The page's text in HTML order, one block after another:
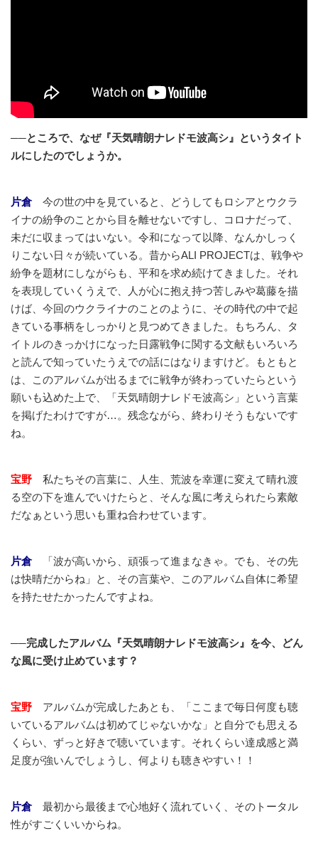
──ところで、なぜ『天気晴朗ナレドモ波高シ』というタイト
ルにしたのでしょうか。
片倉今の世の中を見ていると、どうしてもロシアとウクラ
イナの紛争のことから目を離せないですし、コロナだって、
未だに収まってはいない。令和になって以降、なんかしっく
りこない日々が続いている。昔からALI PROJECTは、戦争や
紛争を題材にしながらも、平和を求め続けてきました。それ
を表現していくうえで、人が心に抱え持つ苦しみや葛藤を描
けば、今回のウクライナのことのように、その時代の中で起
きている事柄をしっかりと見つめてきました。もちろん、タ
イトルのきっかけになった日露戦争に関する文献もいろいろ
と読んで知っていたうえでの話にはなりますけど。もともと
は、このアルバムが出るまでに戦争が終わっていたらという
願いも込めた上で、「天気晴朗ナレドモ波高シ」という言葉
を掲げたわけですが…。残念ながら、終わりそうもないです
ね。
宝野 私たちその言葉に、人生、荒波を幸運に変えて晴れ渡
る空の下を進んでいけたらと、そんな風に考えられたら素敵
だなぁという思いも重ね合わせています。
片倉「波が高いから、頑張って進まなきゃ。でも、その先
は快晴だからね」と、その言葉や、このアルバム自体に希望
を持たせたかったんですよね。
──完成したアルバム『天気晴朗ナレドモ波高シ』を今、どん
な風に受け止めています？
宝野 アルバムが完成したあとも、「ここまで毎日何度も聴
いているアルバムは初めてじゃないかな」と自分でも思える
くらい、ずっと好きで聴いています。それくらい達成感と満
足度が強いんでしょうし、何よりも聴きやすい！！
片倉最初から最後まで心地好く流れていく、そのトータル
性がすごくいいからね。